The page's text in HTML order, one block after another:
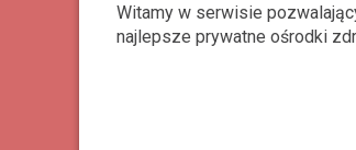
Witamy w serwisie
najlepsze prywatne ośrodki